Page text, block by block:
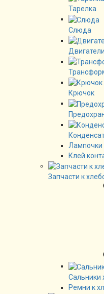
Тарелка
Слюда
Крючок
Лампочки
Клей
Запчасти к
Сальники
Ремни к